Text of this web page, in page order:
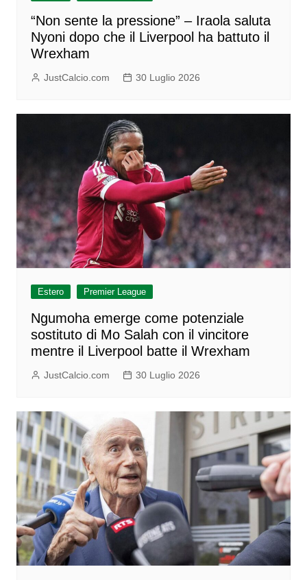
“Non sente la pressione” – Iraola saluta
Nyoni dopo che il Liverpool ha battuto il
Wrexham
JustCalcio.com 30 Luglio 2026
Estero Premier League
Ngumoha emerge come potenziale
sostituto di Mo Salah con il vincitore
mentre il Liverpool batte il Wrexham
JustCalcio.com 30 Luglio 2026